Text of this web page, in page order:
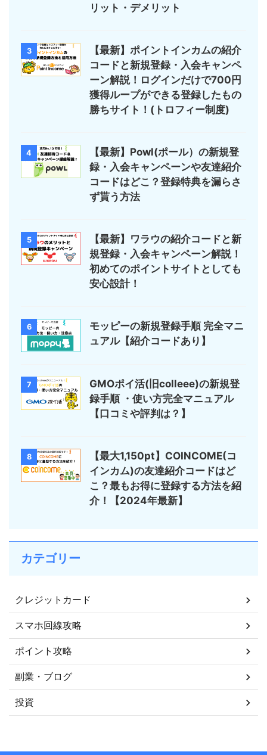
リット・デメリット
3
【最新】ポイントインカムの紹介
コードと新規登録・入会キャンペ
ーン解説！ログインだけで700円
獲得ループができる登録したもの
勝ちサイト！(トロフィー制度)
4
【最新】Powl(ポール）の新規登
録・入会キャンペーンや友達紹介
コードはどこ？登録特典を漏らさ
ず貰う方法
5
【最新】ワラウの紹介コードと新
規登録・入会キャンペーン解説！
初めてのポイントサイトとしても
安心設計！
6
モッピーの新規登録手順 完全マニ
ュアル【紹介コードあり】
7
GMOポイ活(旧colleee)の新規登
録手順 ・使い方完全マニュアル
【口コミや評判は？】
8
【最大1,150pt】COINCOME(コ
インカム)の友達紹介コードはど
こ？最もお得に登録する方法を紹
介！【2024年最新】
カテゴリー
クレジットカード
スマホ回線攻略
ポイント攻略
副業・ブログ
投資